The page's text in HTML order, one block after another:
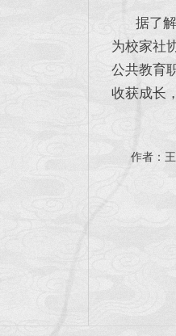
据了解
为校家社
公共教育
收获成长
作者：王